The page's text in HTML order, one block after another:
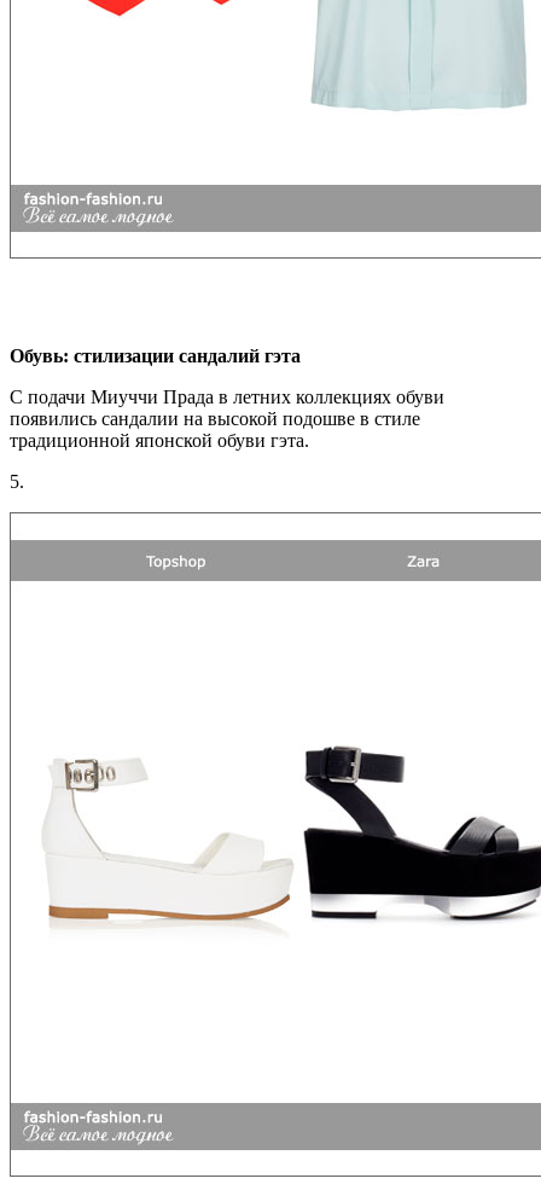
Обувь: стилизации сандалий гэта
С подачи Миуччи Прада в летних коллекциях обуви
появились сандалии на высокой подошве в стиле
традиционной японской обуви гэта.
5.